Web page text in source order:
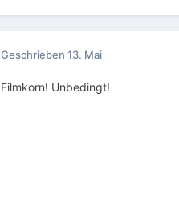
Geschrieben 13. Mai
Filmkorn! Unbedingt!